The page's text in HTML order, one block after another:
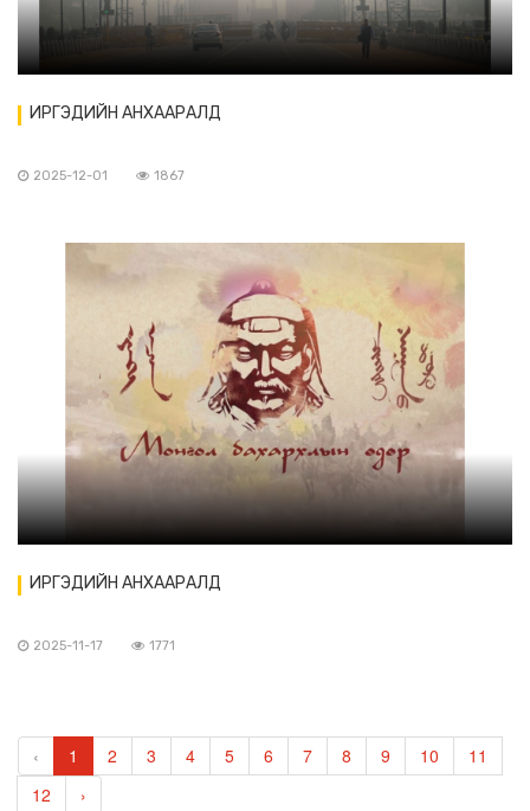
ИРГЭДИЙН АНХААРАЛД
2025-12-01 1867
ИРГЭДИЙН АНХААРАЛД
2025-11-17 1771
‹ 1 2 3 4 5 6 7 8 9 10
11
12
›